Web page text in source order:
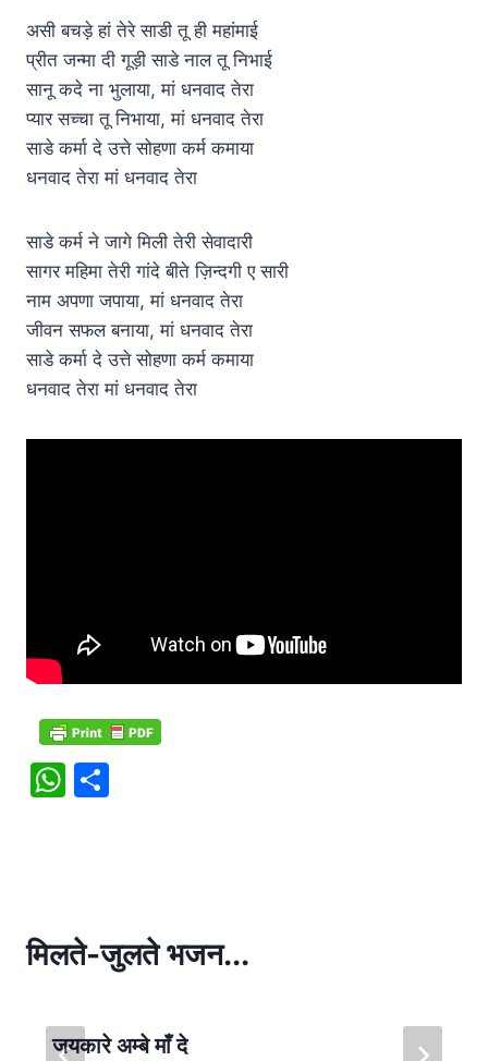
असी बचड़े हां तेरे साडी तू ही महांमाई
प्रीत जन्मा दी गूड़ी साडे नाल तू निभाई
सानू कदे ना भुलाया, मां धनवाद तेरा
प्यार सच्चा तू निभाया, मां धनवाद तेरा
साडे कर्मा दे उत्ते सोहणा कर्म कमाया
धनवाद तेरा मां धनवाद तेरा
साडे कर्म ने जागे मिली तेरी सेवादारी
सागर महिमा तेरी गांदे बीते ज़िन्दगी ए सारी
नाम अपणा जपाया, मां धनवाद तेरा
जीवन सफल बनाया, मां धनवाद तेरा
साडे कर्मा दे उत्ते सोहणा कर्म कमाया
धनवाद तेरा मां धनवाद तेरा
W
p
मिलते-जुलते भजन...
जयकारे अम्बे माँ दे